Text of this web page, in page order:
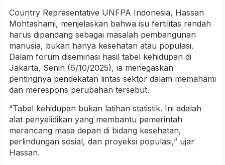
Country Representative UNFPA Indonesia, Hassan
Mohtashami, menjelaskan bahwa isu fertilitas rendah
harus dipandang sebagai masalah pembangunan
manusia, bukan hanya kesehatan atau populasi.
Dalam forum diseminasi hasil tabel kehidupan di
Jakarta, Senin (6/10/2025), ia menegaskan
pentingnya pendekatan lintas sektor dalam memahami
dan merespons perubahan tersebut.
“Tabel kehidupan bukan latihan statistik. Ini adalah
alat penyelidikan yang membantu pemerintah
merancang masa depan di bidang kesehatan,
perlindungan sosial, dan proyeksi populasi,” ujar
Hassan.